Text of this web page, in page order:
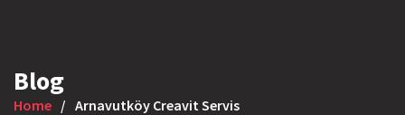
Blog
Home Arnavutköy Creavit Servis